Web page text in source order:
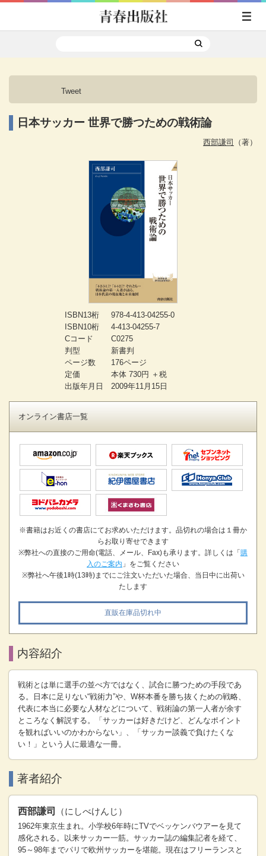
Tweet
日本サッカー 世界で勝つための戦術論
西部謙司 （著）
ISBN13桁
978-4-413-04255-0
ISBN10桁
4-413-04255-7
Cコード
C0275
判型
新書判
ページ数
176ページ
定価
本体 730円 ＋税
出版年月日
2009年11月15日
オンライン書店一覧
※書籍はお近くの書店にてお求めいただけます。品切れの場合は１冊か
らお取り寄せできます
※弊社への直接のご用命(電話、メール、Fax)も承ります。詳しくは「購
入のご案内 」をご覧ください
※弊社へ午後1時(13時)までにご注文いただいた場合、当日中に出荷い
たします
直販在庫品切れ中
内容紹介
戦術とは単に選手の並べ方ではなく、試合に勝つための手段であ
る。日本に足りない“戦術力”や、W杯本番を勝ち抜くための戦略、
代表に本当に必要な人材などについて、戦術論の第一人者が余す
ところなく解説する。「サッカーは好きだけど、どんなポイント
を観ればいいのかわからない」、「サッカー談義で負けたくな
い！」という人に最適な一冊。
著者紹介
西部謙司 （にしべけんじ）
1962年東京生まれ。小学校6年時にTVでベッケンバウアーを見て
感化される。以来サッカー一筋。サッカー誌の編集記者を経て、
95～98年までパリで欧州サッカーを堪能。現在はフリーランスと